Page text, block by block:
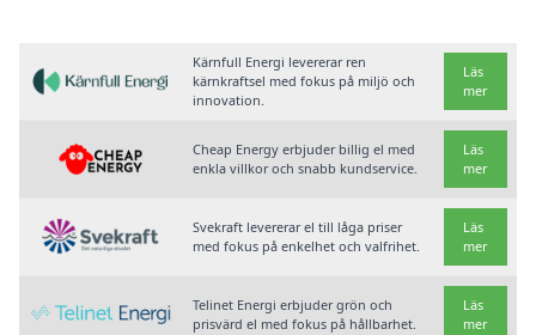
Kärnfull Energi levererar ren
kärnkraftsel med fokus på miljö och
innovation.
Läs
mer
Cheap Energy erbjuder billig el med
enkla villkor och snabb kundservice.
Läs
mer
Svekraft levererar el till låga priser
med fokus på enkelhet och valfrihet.
Läs
mer
Telinet Energi erbjuder grön och
prisvärd el med fokus på hållbarhet.
Läs
mer